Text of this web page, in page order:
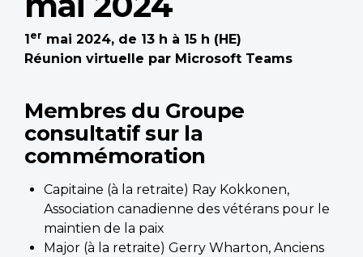
1 er mai 2024, de 13 h à 15 h (HE)
Réunion virtuelle par Microsoft Teams
Membres du Groupe
consultatif sur la
commémoration
Capitaine (à la retraite) Ray Kokkonen,
Association canadienne des vétérans pour le
maintien de la paix
Major (à la retraite) Gerry Wharton, Anciens